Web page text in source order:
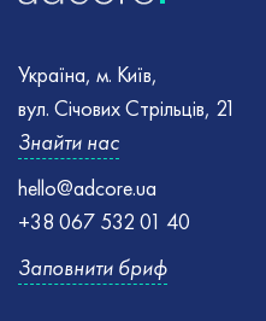
Україна, м. Київ,
вул. Січових Стрільців, 21
Знайти нас
hello@adcore.ua
+38 067 532 01 40
Заповнити бриф